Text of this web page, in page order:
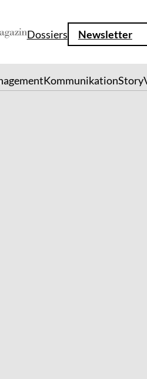
Dossiers Newsletter
KommunikationStory